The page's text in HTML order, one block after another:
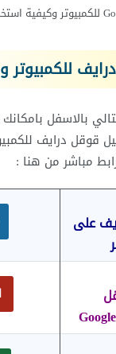
للكمبيوتر
بالاسفل بامكانك
قوقل درايف
على